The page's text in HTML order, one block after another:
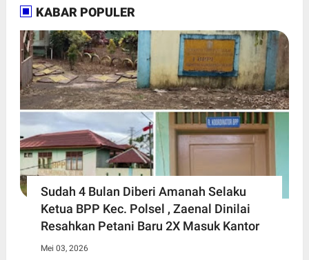
KABAR POPULER
Sudah 4 Bulan Diberi Amanah Selaku
Ketua BPP Kec. Polsel , Zaenal Dinilai
Resahkan Petani Baru 2X Masuk Kantor
Mei 03, 2026